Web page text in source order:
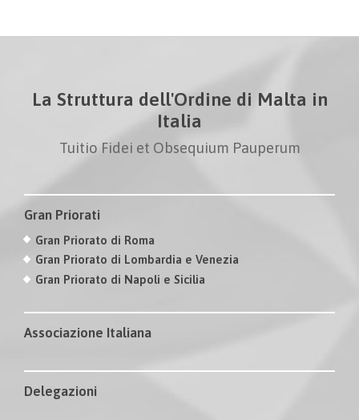
La Struttura dell'Ordine di Malta in
Italia
Tuitio Fidei et Obsequium Pauperum
Gran Priorati
Gran Priorato di Roma
Gran Priorato di Lombardia e Venezia
Gran Priorato di Napoli e Sicilia
Associazione Italiana
Delegazioni